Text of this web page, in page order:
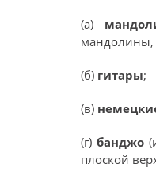
(а)
мандолины,
(б) гитары;
(в)
(г)банджо
плоской